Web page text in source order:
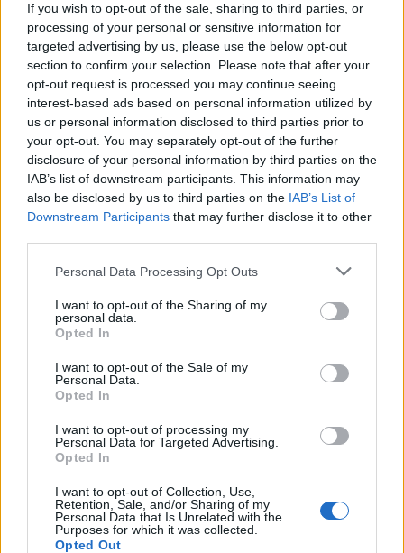
If you wish to opt-out of the sale, sharing to third parties, or
processing of your personal or sensitive information for
targeted advertising by us, please use the below opt-out
section to confirm your selection. Please note that after your
opt-out request is processed you may continue seeing
interest-based ads based on personal information utilized by
us or personal information disclosed to third parties prior to
your opt-out. You may separately opt-out of the further
disclosure of your personal information by third parties on the
IAB’s list of downstream participants. This information may
also be disclosed by us to third parties on the IAB’s List of
Downstream Participants that may further disclose it to other
Personal Data Processing Opt Outs
I want to opt-out of the Sharing of my
personal data.
Opted In
I want to opt-out of the Sale of my
Personal Data.
Opted In
I want to opt-out of processing my
Personal Data for Targeted Advertising.
Opted In
I want to opt-out of Collection, Use,
Retention, Sale, and/or Sharing of my
Personal Data that Is Unrelated with the
Purposes for which it was collected.
Opted Out
Jeżeli przebijesz wynik 7/10 w tym quizie,
mo...
Wiedza ogólna
Czy w tym quizie na pewno zdobędziesz
komplet...
Wiedza ogólna
punktów?